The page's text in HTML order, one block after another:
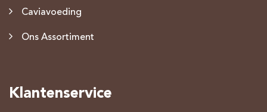
Caviavoeding
Ons Assortiment
Klantenservice